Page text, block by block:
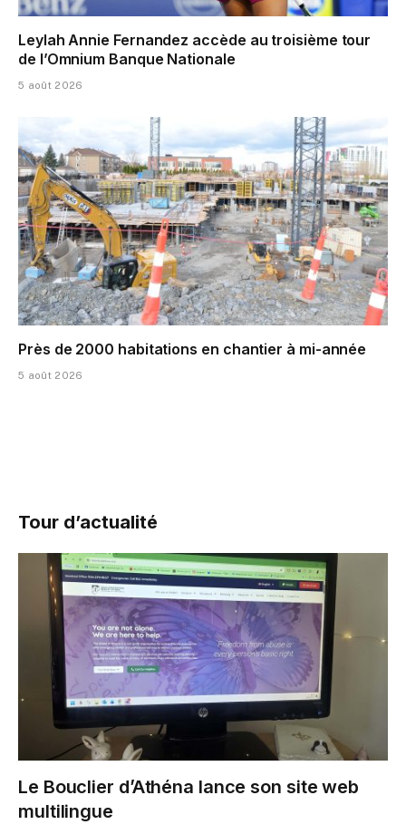
Leylah Annie Fernandez accède au troisième tour
de l’Omnium Banque Nationale
5 août 2026
Près de 2000 habitations en chantier à mi-année
5 août 2026
Tour d’actualité
Le Bouclier d’Athéna lance son site web
multilingue